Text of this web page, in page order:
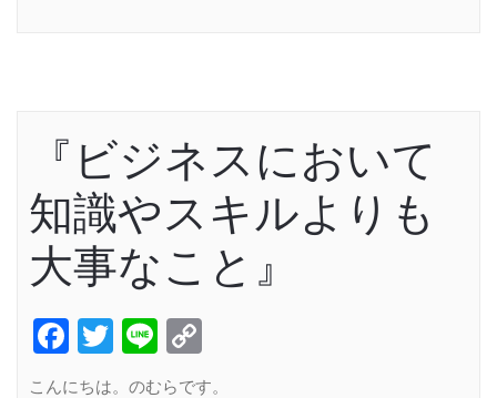
『ビジネスにおいて
知識やスキルよりも
大事なこと』
Facebook
Twitter
Line
Link
こんにちは。のむらです。